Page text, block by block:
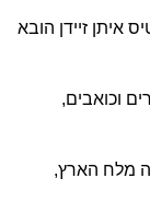
איתן זיידן הובא
וכואבים,
מלח הארץ,